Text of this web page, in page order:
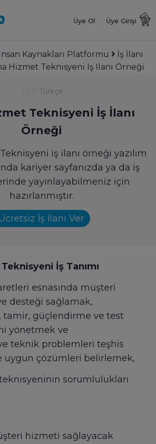
Üye Ol Üye Girişi
İnsan Kaynakları Platformu
İş İlanı
Hizmet Teknisyeni Iş Ilanı Örneği
Türkçe
Teknisyeni İş İlanı
Örneği
iş ilanı örneği yazılım
kariyer sayfanızda ya da iş
yayınlayabilmeniz için
hazırlanmıştır.
İş İlanı Ver
İş Tanımı
esnasında müşteri
desteği sağlamak,
tamir, güçlendirme ve test
yönetmek ve
teknik problemleri teşhis
uygun çözümleri belirlemek,
sorumlulukları
hizmeti sağlayacak